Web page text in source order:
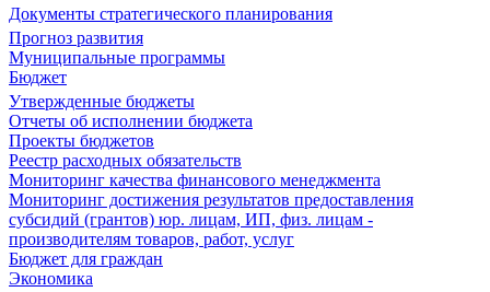
Документы стратегического планирования
Прогноз развития
Муниципальные программы
Бюджет
Утвержденные бюджеты
Отчеты об исполнении бюджета
Проекты бюджетов
Реестр расходных обязательств
Мониторинг качества финансового менеджмента
Мониторинг достижения результатов предоставления
субсидий (грантов) юр. лицам, ИП, физ. лицам -
производителям товаров, работ, услуг
Бюджет для граждан
Экономика